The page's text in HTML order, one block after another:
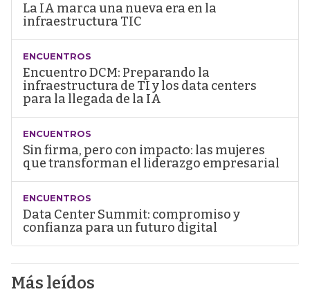
La IA marca una nueva era en la
infraestructura TIC
ENCUENTROS
Encuentro DCM: Preparando la
infraestructura de TI y los data centers
para la llegada de la IA
ENCUENTROS
Sin firma, pero con impacto: las mujeres
que transforman el liderazgo empresarial
ENCUENTROS
Data Center Summit: compromiso y
confianza para un futuro digital
Más leídos